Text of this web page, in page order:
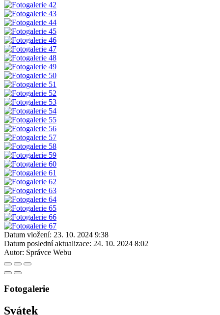
Datum vložení: 23. 10. 2024 9:38
Datum poslední aktualizace: 24. 10. 2024 8:02
Autor: Správce Webu
Fotogalerie
Svátek